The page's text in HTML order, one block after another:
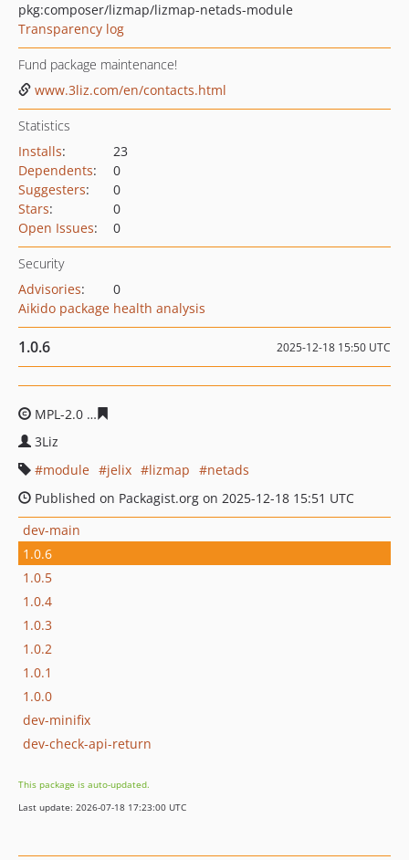
pkg:composer/lizmap/lizmap-netads-module
Transparency log
Fund package maintenance!
www.3liz.com/en/contacts.html
Statistics
Installs:
23
Dependents:
0
Suggesters:
0
Stars:
0
Open Issues: 0
Security
Advisories:
0
Aikido package health analysis
1.0.6 2025-12-18 15:50 UTC
MPL-2.0
3Liz
module
jelix lizmap
netads
Published on Packagist.org on 2025-12-18 15:51 UTC
dev-main
1.0.6
1.0.5
1.0.4
1.0.3
1.0.2
1.0.1
1.0.0
dev-minifix
dev-check-api-return
This package is auto-updated.
Last update: 2026-07-18 17:23:00 UTC